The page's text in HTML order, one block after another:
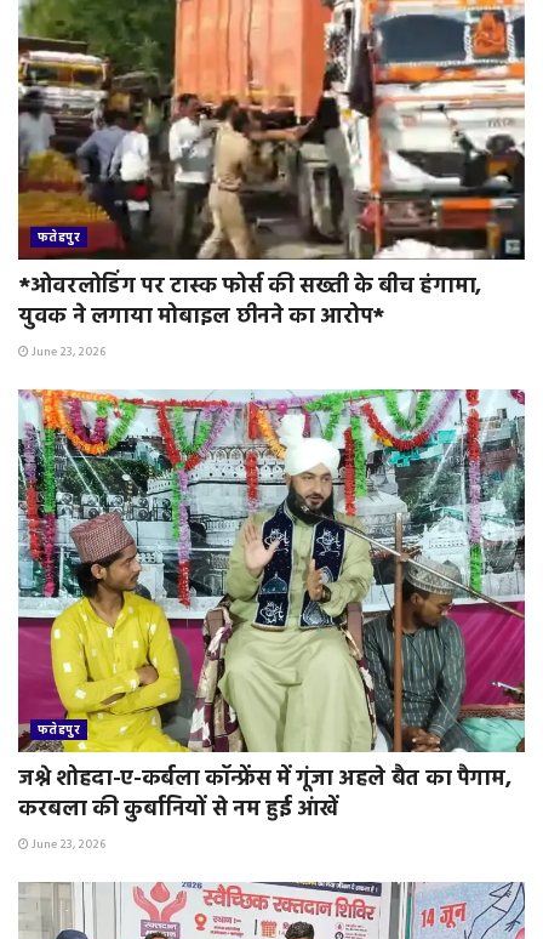
फतेहपुर
*ओवरलोडिंग पर टास्क फोर्स की सख्ती के बीच हंगामा,
युवक ने लगाया मोबाइल छीनने का आरोप*
June 23, 2026
फतेहपुर
जश्ने शोहदा-ए-कर्बला कॉन्फ्रेंस में गूंजा अहले बैत का पैगाम,
करबला की कुर्बानियों से नम हुई आंखें
June 23, 2026